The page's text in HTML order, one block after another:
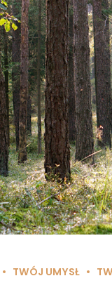
TWÓJ UMYSŁ